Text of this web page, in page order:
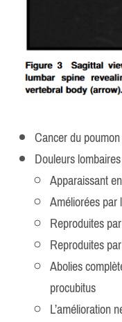
Cancer du
Douleurs
Apparaissant
Améliorées
Reproduites
Reproduites
Abolies
procubitus
L’amélioration